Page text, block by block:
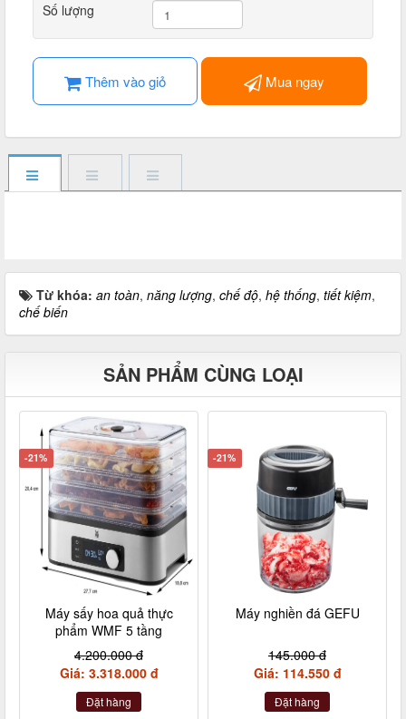
Số lượng
Thêm vào giỏ Mua ngay
Từ khóa: an toàn, năng lượng, chế độ, hệ thống, tiết kiệm,
chế biến
SẢN PHẨM CÙNG LOẠI
-21%
Máy sấy hoa quả thực
phẩm WMF 5 tầng
4.200.000 đ
Giá: 3.318.000 đ
Đặt hàng
-21%
Máy nghiền đá GEFU
145.000 đ
Giá: 114.550 đ
Đặt hàng